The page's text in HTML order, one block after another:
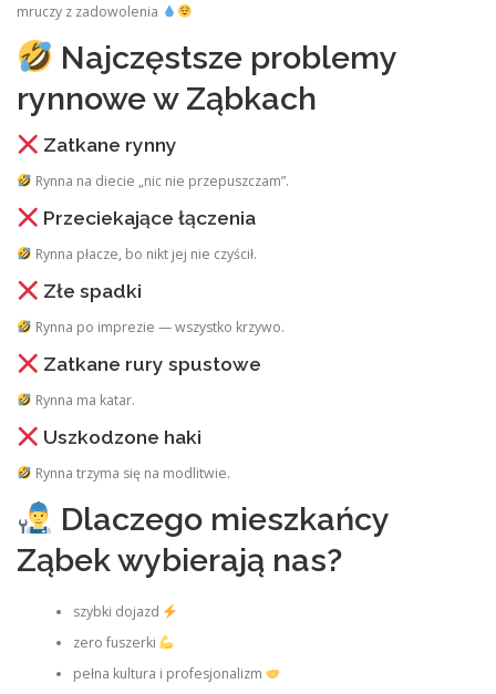
mruczy z zadowolenia
Najczęstsze problemy
rynnowe w Ząbkach
Zatkane rynny
Rynna na diecie „nic nie przepuszczam”.
Przeciekające łączenia
Rynna płacze, bo nikt jej nie czyścił.
Złe spadki
Rynna po imprezie — wszystko krzywo.
Zatkane rury spustowe
Rynna ma katar.
Uszkodzone haki
Rynna trzyma się na modlitwie.
Dlaczego mieszkańcy
Ząbek wybierają nas?
szybki dojazd
zero fuszerki
pełna kultura i profesjonalizm